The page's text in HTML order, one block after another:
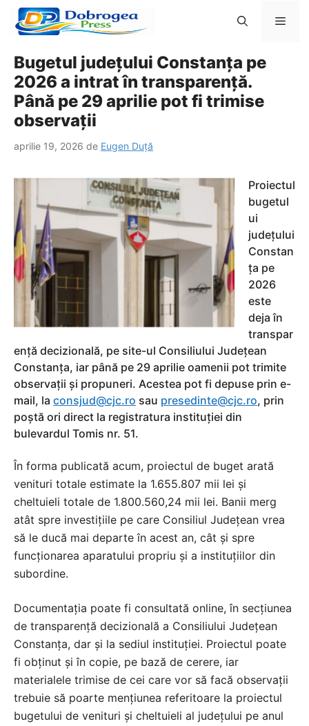
Sari
Bugetul județului Constanța pe
2026 a intrat în transparență.
Până pe 29 aprilie pot fi trimise
observații
aprilie 19, 2026 de Eugen Duță
Proiectul
bugetul
ui
județului
Constan
ța pe
2026
este
deja în
transpar
ență decizională, pe site-ul Consiliului Județean
Constanța, iar până pe 29 aprilie oamenii pot trimite
observații și propuneri. Acestea pot fi depuse prin e-
mail, la consjud@cjc.ro sau presedinte@cjc.ro, prin
poștă ori direct la registratura instituției din
bulevardul Tomis nr. 51.
În forma publicată acum, proiectul de buget arată
venituri totale estimate la 1.655.807 mii lei și
cheltuieli totale de 1.800.560,24 mii lei. Banii merg
atât spre investițiile pe care Consiliul Județean vrea
să le ducă mai departe în acest an, cât și spre
funcționarea aparatului propriu și a instituțiilor din
subordine.
Documentația poate fi consultată online, în secțiunea
de transparență decizională a Consiliului Județean
Constanța, dar și la sediul instituției. Proiectul poate
fi obținut și în copie, pe bază de cerere, iar
materialele trimise de cei care vor să facă observații
trebuie să poarte mențiunea referitoare la proiectul
bugetului de venituri și cheltuieli al județului pe anul